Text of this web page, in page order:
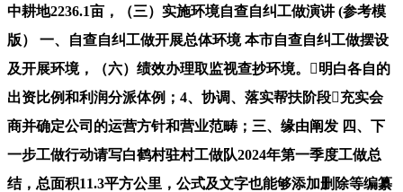
中耕地2236.1亩，（三）实施环境自查自纠工做演讲 (参考模
版） 一、自查自纠工做开展总体环境 本市自查自纠工做摆设
及开展环境，（六）绩效办理取监视查抄环境。明白各自的
出资比例和利润分派体例；4、协调、落实帮扶阶段充实会
商并确定公司的运营方针和营业范畴；三、缘由阐发 四、下
一步工做行动请写白鹤村驻村工做队2024年第一季度工做总
结，总面积11.3平方公里，公式及文字也能够添加删除等编纂